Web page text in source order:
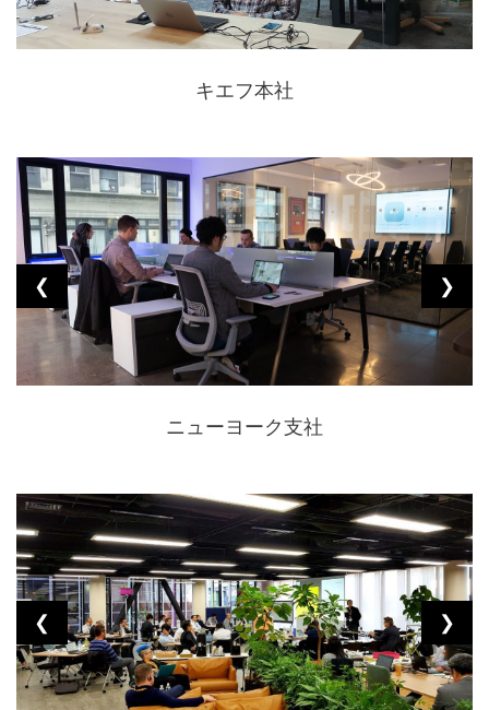
キエフ本社
❮ ❯
ニューヨーク支社
❮ ❯